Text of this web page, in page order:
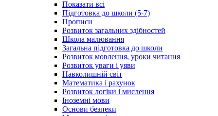
Показати всі
Підготовка до школи (5-7)
Прописи
Розвиток загальних здібностей
Школа малювання
Загальна підготовка до школи
Розвиток мовлення, уроки читання
Розвиток уваги і уяви
Навколишній світ
Математика і рахунок
Розвиток логіки і мислення
Іноземні мови
Основи безпеки